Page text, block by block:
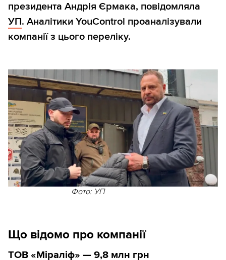
президента Андрія Єрмака, повідомляла
УП. Аналітики YouControl проаналізували
компанії з цього переліку.
Фото: УП
Що відомо про компанії
ТОВ «Міраліф» — 9,8 млн грн